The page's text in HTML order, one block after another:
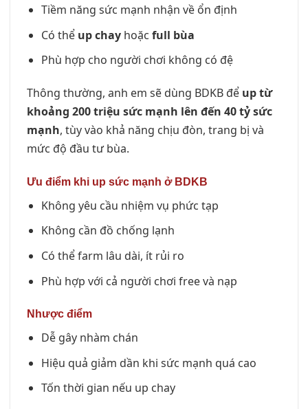
Tiềm năng sức mạnh nhận về ổn định
Có thể up chayhoặc full bùa
Phù hợp cho người chơi không có đệ
Thông thường, anh em sẽ dùng BDKB để up từ
khoảng 200 triệu sức mạnh lên đến 40 tỷ sức
mạnh, tùy vào khả năng chịu đòn, trang bị và
mức độ đầu tư bùa.
Ưu điểm khi up sức mạnh ở BDKB
Không yêu cầu nhiệm vụ phức tạp
Không cần đồ chống lạnh
Có thể farm lâu dài, ít rủi ro
Phù hợp với cả người chơi free và nạp
Nhược điểm
Dễ gây nhàm chán
Hiệu quả giảm dần khi sức mạnh quá cao
Tốn thời gian nếu up chay